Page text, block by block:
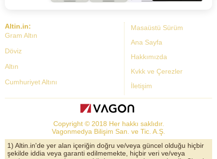
Masaüstü Sürüm
Ana Sayfa
Hakkımızda
Kvkk ve Çerezler
İletişim
Altin.in:
Gram Altın
Döviz
Altın
Cumhuriyet Altını
Dolar Kuru
Altın Yorumları
Copyright © 2018 Her hakkı saklıdır.
Vagonmedya Bilişim San. ve Tic. A.Ş.
1) Altin.in'de yer alan içeriğin doğru ve/veya güncel olduğu hiçbir
şekilde iddia veya garanti edilmemekte, hiçbir veri ve/veya